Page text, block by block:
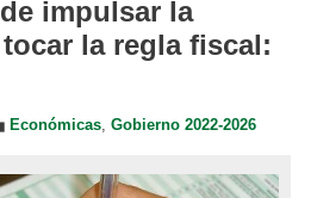
impulsar la
la regla fiscal:
Económicas, Gobierno 2022-2026